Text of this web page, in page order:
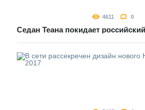
4611 0
Седан Теана покидает